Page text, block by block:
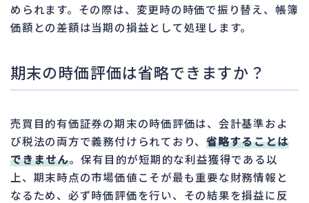
められます。その際は、変更時の時価で振り替え、帳簿
価額との差額は当期の損益として処理します。
期末の時価評価は省略できますか？
売買目的有価証券の期末の時価評価は、会計基準およ
び税法の両方で義務付けられており、省略することは
できません。保有目的が短期的な利益獲得である以
上、期末時点の市場価値こそが最も重要な財務情報と
なるため、必ず時価評価を行い、その結果を損益に反